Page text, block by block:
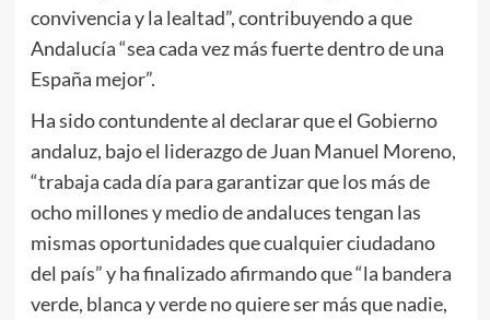
convivencia y la lealtad”, contribuyendo a que
Andalucía “sea cada vez más fuerte dentro de una
España mejor”.
Ha sido contundente al declarar que el Gobierno
andaluz, bajo el liderazgo de Juan Manuel Moreno,
“trabaja cada día para garantizar que los más de
ocho millones y medio de andaluces tengan las
mismas oportunidades que cualquier ciudadano
del país” y ha finalizado afirmando que “la bandera
verde, blanca y verde no quiere ser más que nadie,